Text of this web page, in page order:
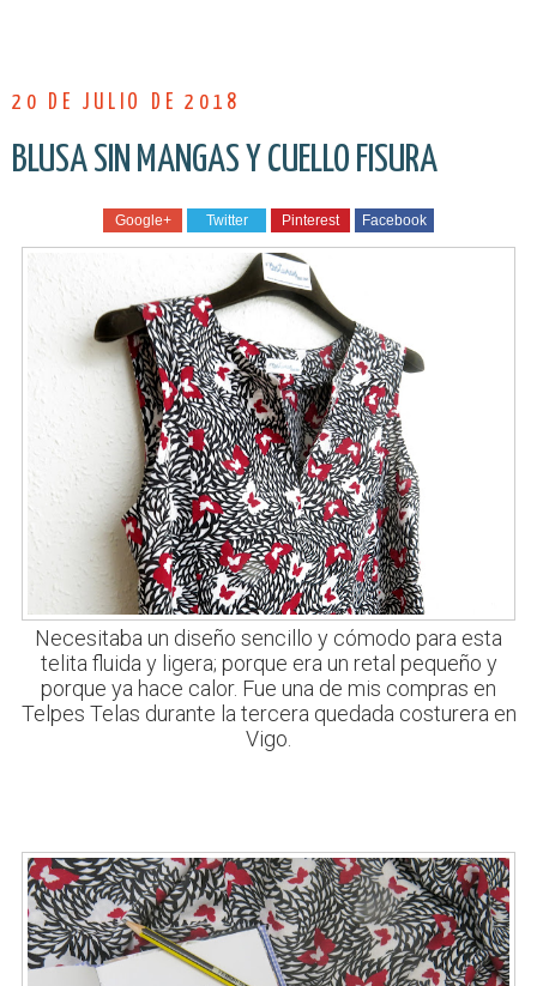
20 DE JULIO DE 2018
BLUSA SIN MANGAS Y CUELLO FISURA
Google+ Twitter Pinterest Facebook
Necesitaba un diseño sencillo y cómodo para esta
telita fluida y ligera; porque era un retal pequeño y
porque ya hace calor. Fue una de mis compras en
Telpes Telas durante la tercera quedada costurera en
Vigo.